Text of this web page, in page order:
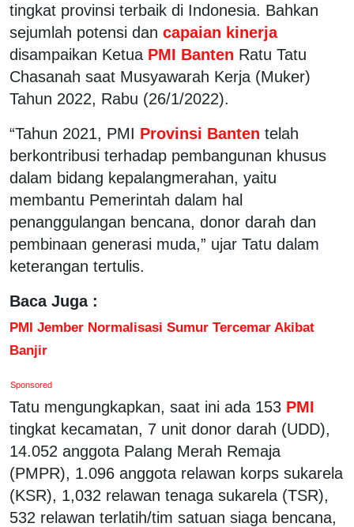
tingkat provinsi terbaik di Indonesia. Bahkan
sejumlah potensi dan capaian kinerja
disampaikan Ketua PMI Banten Ratu Tatu
Chasanah saat Musyawarah Kerja (Muker)
Tahun 2022, Rabu (26/1/2022).
“Tahun 2021, PMI Provinsi Banten telah
berkontribusi terhadap pembangunan khusus
dalam bidang kepalangmerahan, yaitu
membantu Pemerintah dalam hal
penanggulangan bencana, donor darah dan
pembinaan generasi muda,” ujar Tatu dalam
keterangan tertulis.
Baca Juga :
PMI Jember Normalisasi Sumur Tercemar Akibat
Banjir
Sponsored
Tatu mengungkapkan, saat ini ada 153 PMI
tingkat kecamatan, 7 unit donor darah (UDD),
14.052 anggota Palang Merah Remaja
(PMPR), 1.096 anggota relawan korps sukarela
(KSR), 1,032 relawan tenaga sukarela (TSR),
532 relawan terlatih/tim satuan siaga bencana,